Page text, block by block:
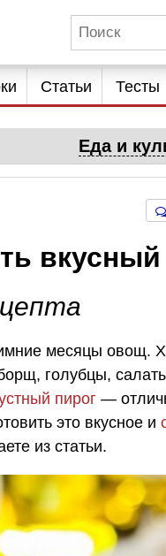
Статьи Тесты
Еда и
месяцы овощ.
голубцы,
пирог —
это вкусное и
из статьи.